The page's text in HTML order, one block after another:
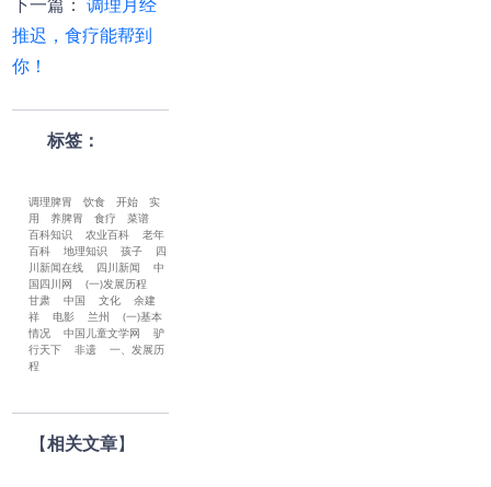
下一篇 ：调理月经
推迟，食疗能帮到
你！
标签：
调理脾胃 饮食 开始
实
用
养脾胃 食疗
菜谱
百科知识
农业百科
老年
百科
地理知识 孩子
四
川新闻在线
四川新闻
中
国四川网
(一)发展历程
甘肃
中国 文化
余建
祥
电影 兰州
(一)基本
情况
中国儿童文学网
驴
行天下
非遗
一、发展历
程
【相关文章】